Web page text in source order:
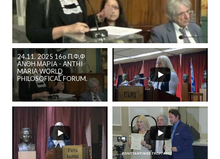
24.11. 2025 16o Π.Φ.Φ
ΑΝΘΗ ΜΑΡΙΑ - ANTHI
MARIA WORLD
PHILOSOFICAL FORUM.